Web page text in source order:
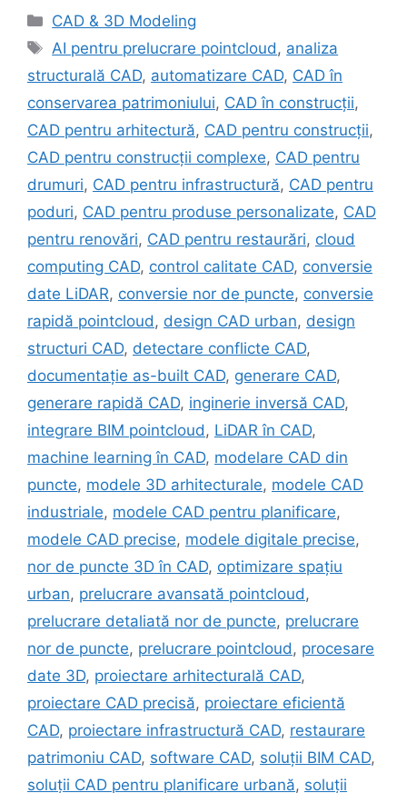
Categories
CAD & 3D Modeling
Tags
AI pentru prelucrare pointcloud , analiza
structurală CAD, automatizare CAD, CAD în
conservarea patrimoniului, CAD în construcții,
CAD pentru arhitectură, CAD pentru construcții,
CAD pentru construcții complexe, CAD pentru
drumuri, CAD pentru infrastructură, CAD pentru
poduri, CAD pentru produse personalizate, CAD
pentru renovări, CAD pentru restaurări, cloud
computing CAD, control calitate CAD, conversie
date LiDAR, conversie nor de puncte, conversie
rapidă pointcloud , design CAD urban, design
structuri CAD, detectare conflicte CAD,
documentație as-built CAD, generare CAD,
generare rapidă CAD, inginerie inversă CAD,
integrare BIM pointcloud , LiDAR în CAD,
machine learning în CAD, modelare CAD din
puncte, modele 3D arhitecturale, modele CAD
industriale, modele CAD pentru planificare,
modele CAD precise, modele digitale precise,
nor de puncte 3D în CAD, optimizare spațiu
urban, prelucrare avansată pointcloud ,
prelucrare detaliată nor de puncte, prelucrare
nor de puncte, prelucrare pointcloud , procesare
date 3D, proiectare arhitecturală CAD,
proiectare CAD precisă, proiectare eficientă
CAD, proiectare infrastructură CAD, restaurare
patrimoniu CAD, software CAD, soluții BIM CAD,
soluții CAD pentru planificare urbană, soluții